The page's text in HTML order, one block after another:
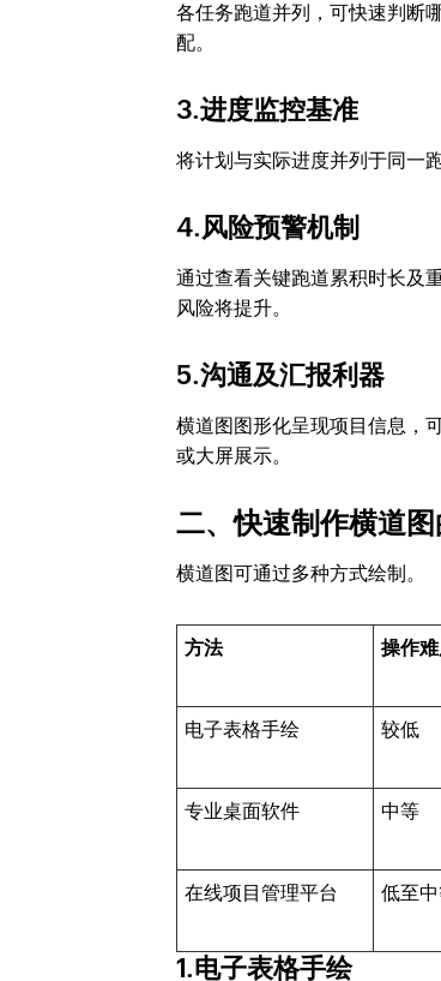
各任务跑道并列，可快速判断
配。
3.进度监控基准
将计划与实际进度并列于同一
4.风险预警机制
通过查看关键跑道累积时长及
风险将提升。
5.沟通及汇报利器
横道图图形化呈现项目信息，
或大屏展示。
二、快速制作横道
横道图可通过多种方式绘制。
方法 操作
电子表格手绘 较低
专业桌面软件 中等
在线项目管理平台 低至
1.电子表格手绘